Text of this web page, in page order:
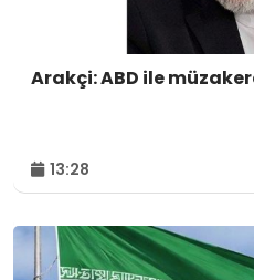
Arakçi: ABD ile
13:28